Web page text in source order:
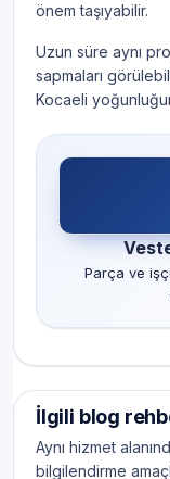
önem taşıyabilir.
Uzun süre aynı
sapmaları
Kocaeli
Parça ve
İlgili blog
Aynı hizmet
bilgilendirme